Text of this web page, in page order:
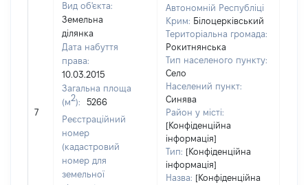
7
Вид об'єкта:
Земельна
ділянка
Дата набуття
права:
10.03.2015
Загальна площа
(м2):
5266
Реєстраційний
номер
(кадастровий
номер для
земельної
Автономній Республіці
Крим: Білоцерківський
Територіальна громада:
Рокитнянська
Тип населеного пункту:
Село
Населений пункт:
Синява
Район у місті:
[Конфіденційна
інформація]
Тип: [Конфіденційна
інформація]
Назва: [Конфіденційна